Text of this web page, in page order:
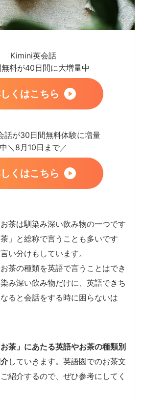
Kimini英会話
無料が40日間に大増量中
くはこちら
話が30日間無料体験に増量
中＼8月10日まで／
くはこちら
茶は馴染み深い飲み物の一つです
」と総称で言うことも多いです
い分けもしています。
茶の種類を英語で言うことはでき
み深い飲み物だけに、英語できち
ると会話をする時に困らないは
お茶」にあたる英語やお茶の種類別
していきます。英語圏でのお茶文
紹介するので、ぜひ参考にしてく